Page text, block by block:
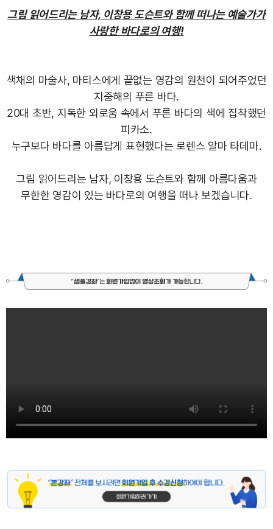
그림 읽어드리는 남자, 이창용 도슨트와 함께 떠나는 예술가가
사랑한 바다로의 여행!
색채의 마술사, 마티스에게 끝없는 영감의 원천이 되어주었던
지중해의 푸른 바다.
20대 초반, 지독한 외로움 속에서 푸른 바다의 색에 집착했던
피카소.
누구보다 바다를 아름답게 표현했다는 로렌스 알마 타데마.
그림 읽어드리는 남자, 이창용 도슨트와 함께 아름다움과
무한한 영감이 있는 바다로의 여행을 떠나 보겠습니다.
읽어드리는
남자
미술사
강사